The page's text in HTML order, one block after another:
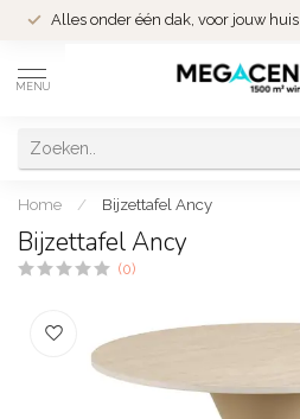
Alles onder één dak, voor jouw huis
MENU
Home / Bijzettafel Ancy
Bijzettafel Ancy
(0)